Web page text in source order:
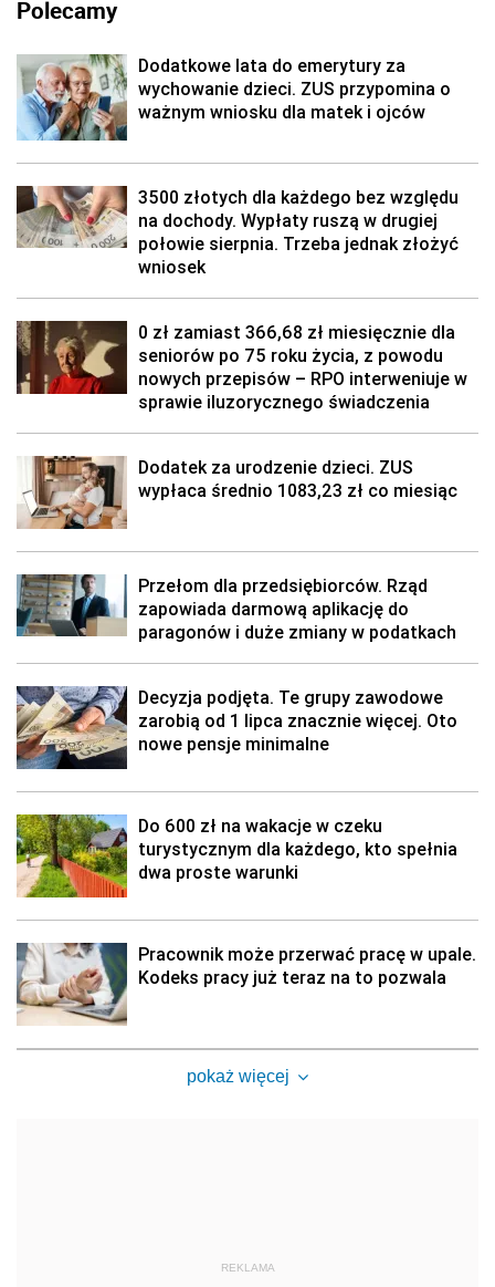
Polecamy
Dodatkowe lata do emerytury za
wychowanie dzieci. ZUS przypomina o
ważnym wniosku dla matek i ojców
3500 złotych dla każdego bez względu
na dochody. Wypłaty ruszą w drugiej
połowie sierpnia. Trzeba jednak złożyć
wniosek
0 zł zamiast 366,68 zł miesięcznie dla
seniorów po 75 roku życia, z powodu
nowych przepisów – RPO interweniuje w
sprawie iluzorycznego świadczenia
Dodatek za urodzenie dzieci. ZUS
wypłaca średnio 1083,23 zł co miesiąc
Przełom dla przedsiębiorców. Rząd
zapowiada darmową aplikację do
paragonów i duże zmiany w podatkach
Decyzja podjęta. Te grupy zawodowe
zarobią od 1 lipca znacznie więcej. Oto
nowe pensje minimalne
Do 600 zł na wakacje w czeku
turystycznym dla każdego, kto spełnia
dwa proste warunki
Pracownik może przerwać pracę w upale.
Kodeks pracy już teraz na to pozwala
pokaż więcej
REKLAMA